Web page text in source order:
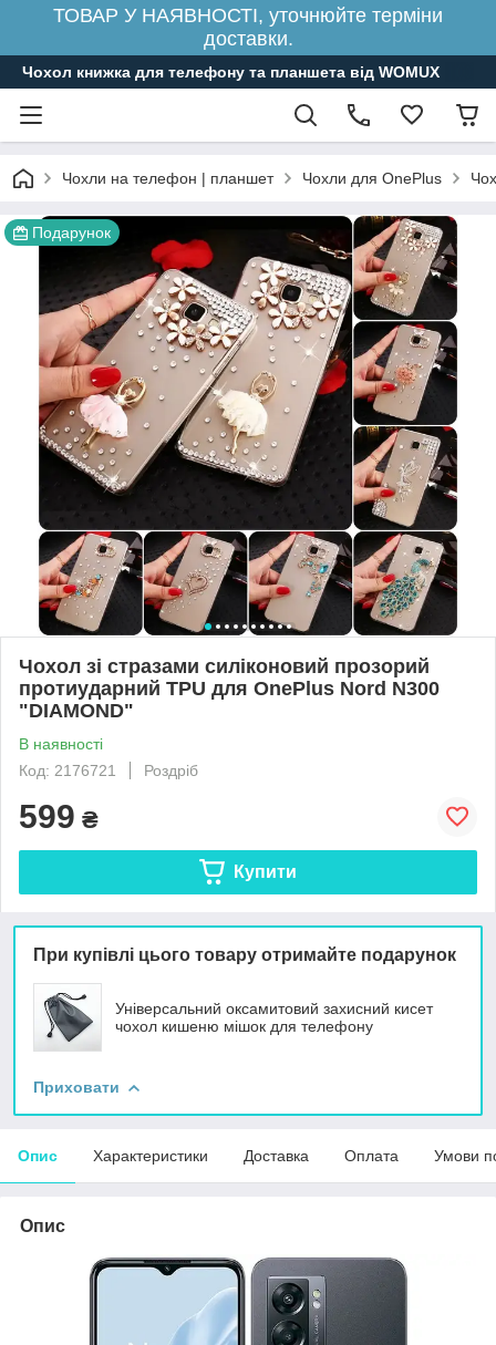
ТОВАР У НАЯВНОСТІ, уточнюйте терміни
доставки.
Чохол книжка для телефону та планшета від WOMUX
Чохли на телефон | планшет Чохли для OnePlus
Подарунок
Чохол зі стразами силіконовий прозорий
протиударний TPU для OnePlus Nord N300
"DIAMOND"
В наявності
Код: 2176721
Роздріб
599 ₴
Купити
При купівлі цього товару отримайте подарунок
Універсальний оксамитовий захисний кисет
чохол кишеню мішок для телефону
Приховати
Опис Характеристики Доставка Оплата Умови
Опис